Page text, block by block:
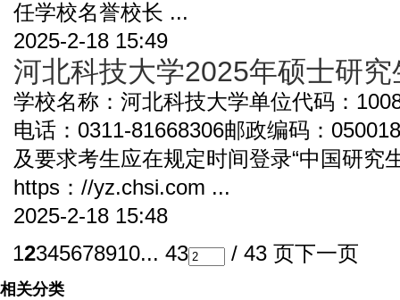
任学校名誉校长 ...
2025-2-18 15:49
河北科技大学2025年硕士研
学校名称：河北科技大学单位代码：
电话：0311-81668306邮政编码：
及要求考生应在规定时间登录“中国研究
https：//yz.chsi.com ...
2025-2-18 15:48
12345678910... 43 / 43 页下一页
相关分类